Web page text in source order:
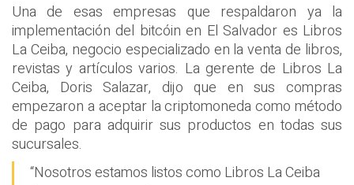
Una de esas empresas que respaldaron ya la
implementación del bitcóin en El Salvador es Libros
La Ceiba, negocio especializado en la venta de libros,
revistas y artículos varios. La gerente de Libros La
Ceiba, Doris Salazar, dijo que en sus compras
empezaron a aceptar la criptomoneda como método
de pago para adquirir sus productos en todas sus
sucursales.
“Nosotros estamos listos como Libros La Ceiba